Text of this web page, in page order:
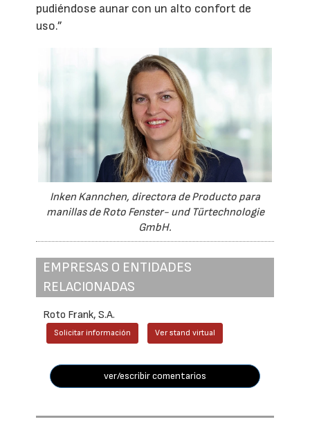
pudiéndose aunar con un alto confort de
uso.”
Inken Kannchen, directora de Producto para
manillas de Roto Fenster- und Türtechnologie
GmbH.
EMPRESAS O ENTIDADES
RELACIONADAS
Roto Frank, S.A.
Solicitar información Ver stand virtual
ver/escribir comentarios